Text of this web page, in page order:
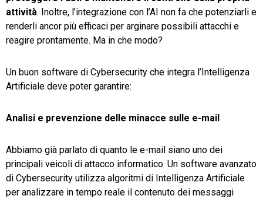
attività. Inoltre, l’integrazione con l’AI non fa che potenziarli e
renderli ancor più efficaci per arginare possibili attacchi e
reagire prontamente. Ma in che modo?
Un buon software di Cybersecurity che integra l’Intelligenza
Artificiale deve poter garantire:
Analisi e prevenzione delle minacce sulle e-mail
Abbiamo già parlato di quanto le e-mail siano uno dei
principali veicoli di attacco informatico. Un software avanzato
di Cybersecurity utilizza algoritmi di Intelligenza Artificiale
per analizzare in tempo reale il contenuto dei messaggi